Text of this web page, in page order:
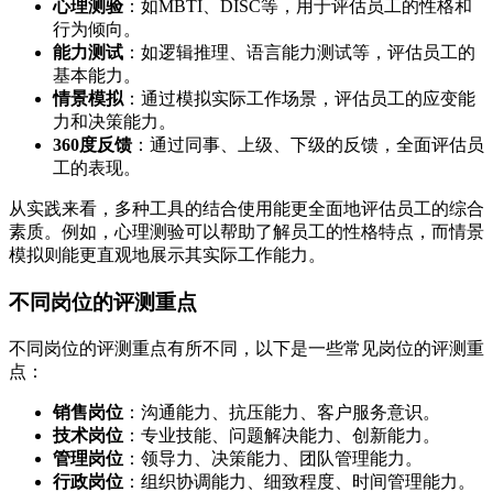
心理测验：如MBTI、DISC等，用于评估员工的性格和
行为倾向。
能力测试 ：如逻辑推理、语言能力测试等，评估员工的
基本能力。
情景模拟 ：通过模拟实际工作场景，评估员工的应变能
力和决策能力。
360度反馈 ：通过同事、上级、下级的反馈，全面评估员
工的表现。
从实践来看，多种工具的结合使用能更全面地评估员工的综合
素质。例如，心理测验可以帮助了解员工的性格特点，而情景
模拟则能更直观地展示其实际工作能力。
不同岗位的评测重点
不同岗位的评测重点有所不同，以下是一些常见岗位的评测重
点：
销售岗位 ：沟通能力、抗压能力、客户服务意识。
技术岗位 ：专业技能、问题解决能力、创新能力。
管理岗位 ：领导力、决策能力、团队管理能力。
行政岗位 ：组织协调能力、细致程度、时间管理能力。